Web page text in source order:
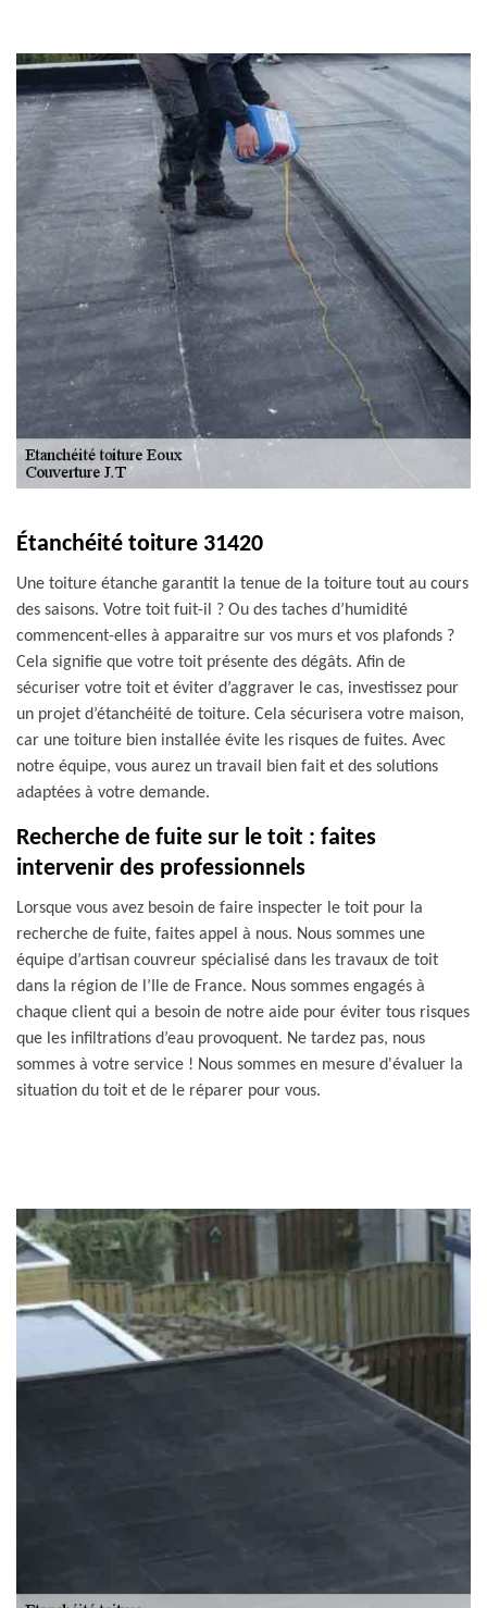
Étanchéité toiture 31420
Une toiture étanche garantit la tenue de la toiture tout au cours
des saisons. Votre toit fuit-il ? Ou des taches d’humidité
commencent-elles à apparaitre sur vos murs et vos plafonds ?
Cela signifie que votre toit présente des dégâts. Afin de
sécuriser votre toit et éviter d’aggraver le cas, investissez pour
un projet d’étanchéité de toiture. Cela sécurisera votre maison,
car une toiture bien installée évite les risques de fuites. Avec
notre équipe, vous aurez un travail bien fait et des solutions
adaptées à votre demande.
Recherche de fuite sur le toit : faites
intervenir des professionnels
Lorsque vous avez besoin de faire inspecter le toit pour la
recherche de fuite, faites appel à nous. Nous sommes une
équipe d’artisan couvreur spécialisé dans les travaux de toit
dans la région de l’Ile de France. Nous sommes engagés à
chaque client qui a besoin de notre aide pour éviter tous risques
que les infiltrations d’eau provoquent. Ne tardez pas, nous
sommes à votre service ! Nous sommes en mesure d'évaluer la
situation du toit et de le réparer pour vous.